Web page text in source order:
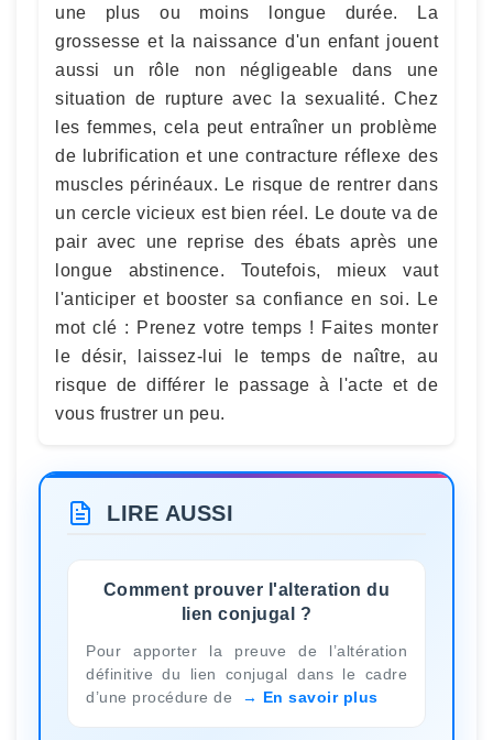
une plus ou moins longue durée. La
grossesse et la naissance d'un enfant jouent
aussi un rôle non négligeable dans une
situation de rupture avec la sexualité. Chez
les femmes, cela peut entraîner un problème
de lubrification et une contracture réflexe des
muscles périnéaux. Le risque de rentrer dans
un cercle vicieux est bien réel. Le doute va de
pair avec une reprise des ébats après une
longue abstinence. Toutefois, mieux vaut
l'anticiper et booster sa confiance en soi. Le
mot clé : Prenez votre temps ! Faites monter
le désir, laissez-lui le temps de naître, au
risque de différer le passage à l'acte et de
vous frustrer un peu.
LIRE AUSSI
Comment prouver l'alteration du
lien conjugal ?
Pour apporter la preuve de l’altération
définitive du lien conjugal dans le cadre
d’une procédure de
En savoir plus